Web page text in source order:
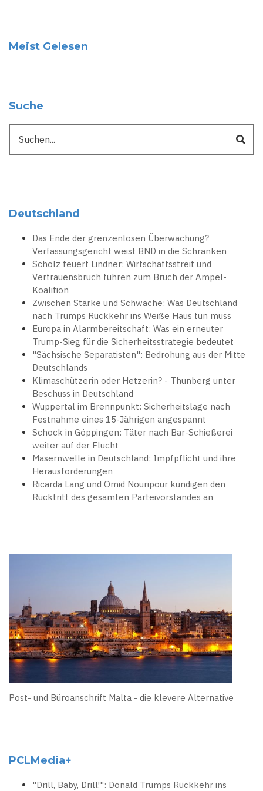
Meist Gelesen
Suche
Deutschland
Das Ende der grenzenlosen Überwachung?
Verfassungsgericht weist BND in die Schranken
Scholz feuert Lindner: Wirtschaftsstreit und
Vertrauensbruch führen zum Bruch der Ampel-
Koalition
Zwischen Stärke und Schwäche: Was Deutschland
nach Trumps Rückkehr ins Weiße Haus tun muss
Europa in Alarmbereitschaft: Was ein erneuter
Trump-Sieg für die Sicherheitsstrategie bedeutet
"Sächsische Separatisten": Bedrohung aus der Mitte
Deutschlands
Klimaschützerin oder Hetzerin? - Thunberg unter
Beschuss in Deutschland
Wuppertal im Brennpunkt: Sicherheitslage nach
Festnahme eines 15-Jährigen angespannt
Schock in Göppingen: Täter nach Bar-Schießerei
weiter auf der Flucht
Masernwelle in Deutschland: Impfpflicht und ihre
Herausforderungen
Ricarda Lang und Omid Nouripour kündigen den
Rücktritt des gesamten Parteivorstandes an
Post- und Büroanschrift Malta - die klevere Alternative
PCLMedia+
"Drill, Baby, Drill!": Donald Trumps Rückkehr ins